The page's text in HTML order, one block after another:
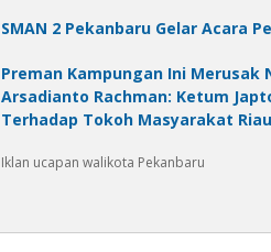
SMAN 2 Pekanbaru Gelar Acara
Preman Kampungan Ini Merusak
Arsadianto Rachman: Ketum
Terhadap Tokoh Masyarakat Riau
Iklan ucapan walikota Pekanbaru